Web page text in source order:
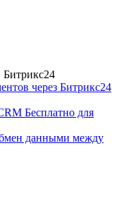
через Битрикс24
Бесплатно для
данными между